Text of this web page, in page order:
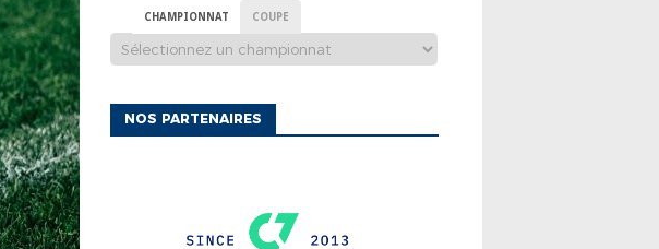
CHAMPIONNAT COUPE
NOS PARTENAIRES